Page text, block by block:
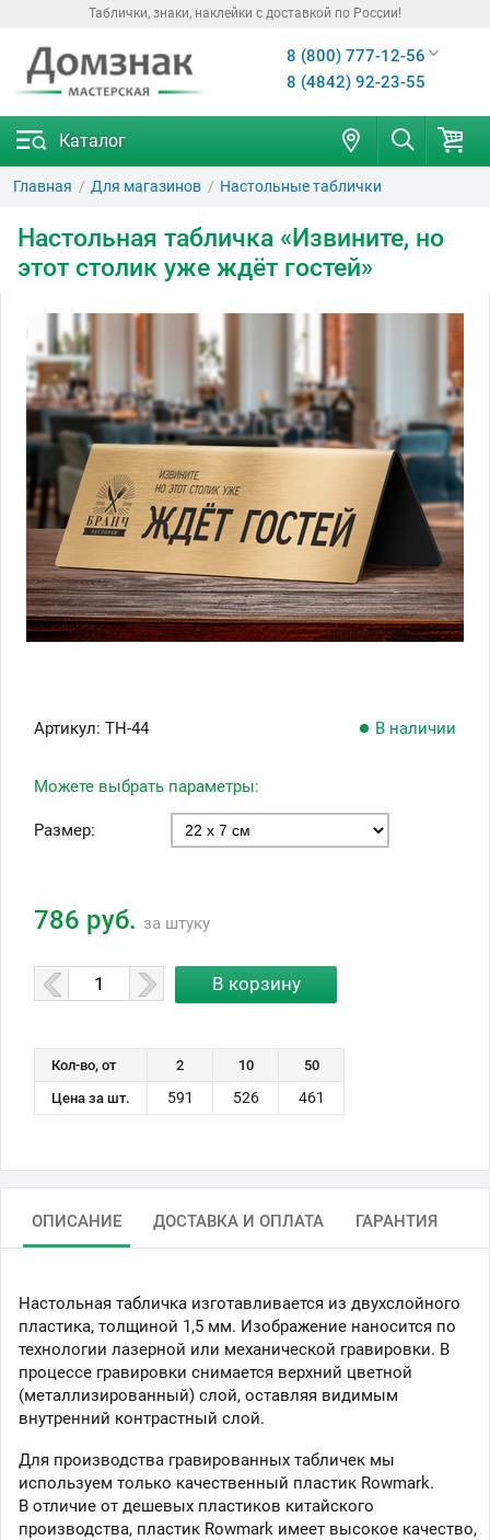
Таблички, знаки, наклейки с доставкой по России!
8 (800) 777-12-56
8 (4842) 92-23-55
Каталог
Главная Для магазинов Настольные таблички
Настольная табличка «Извините, но
этот столик уже ждёт гостей»
Артикул: ТН-44 В наличии
Можете выбрать параметры:
Размер:
786 руб. за штуку
Кол-во, от 2 10
50
Цена за шт.
591 526 461
ОПИСАНИЕ ДОСТАВКА И ОПЛАТА ГАРАНТИЯ
Настольная табличка изготавливается из двухслойного
пластика, толщиной 1,5 мм. Изображение наносится по
технологии лазерной или механической гравировки. В
процессе гравировки снимается верхний цветной
(металлизированный) слой, оставляя видимым
внутренний контрастный слой.
Для производства гравированных табличек мы
используем только качественный пластик Rowmark.
В отличие от дешевых пластиков китайского
производства, пластик Rowmark имеет высокое качество,